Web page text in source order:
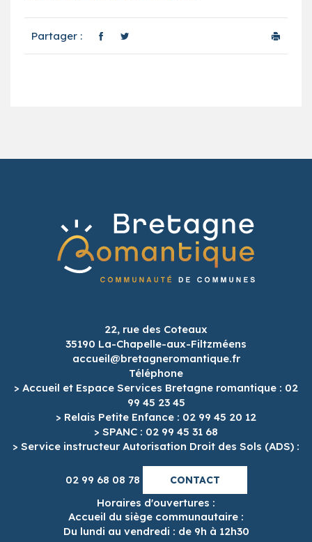
Partager :
22, rue des Coteaux
35190 La-Chapelle-aux-Filtzméens
accueil@bretagneromantique.fr
Téléphone
> Accueil et Espace Services Bretagne romantique : 02
99 45 23 45
> Relais Petite Enfance : 02 99 45 20 12
> SPANC : 02 99 45 31 68
> Service instructeur Autorisation Droit des Sols (ADS) :
02 99 68 08 78 CONTACT
Horaires d'ouvertures :
Accueil du siège communautaire :
Du lundi au vendredi : de 9h à 12h30